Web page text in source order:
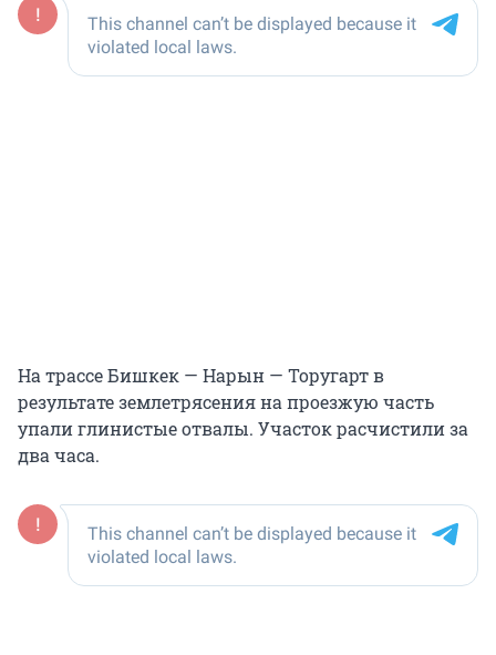
На трассе Бишкек — Нарын — Торугарт в
результате землетрясения на проезжую часть
упали глинистые отвалы. Участок расчистили за
два часа.